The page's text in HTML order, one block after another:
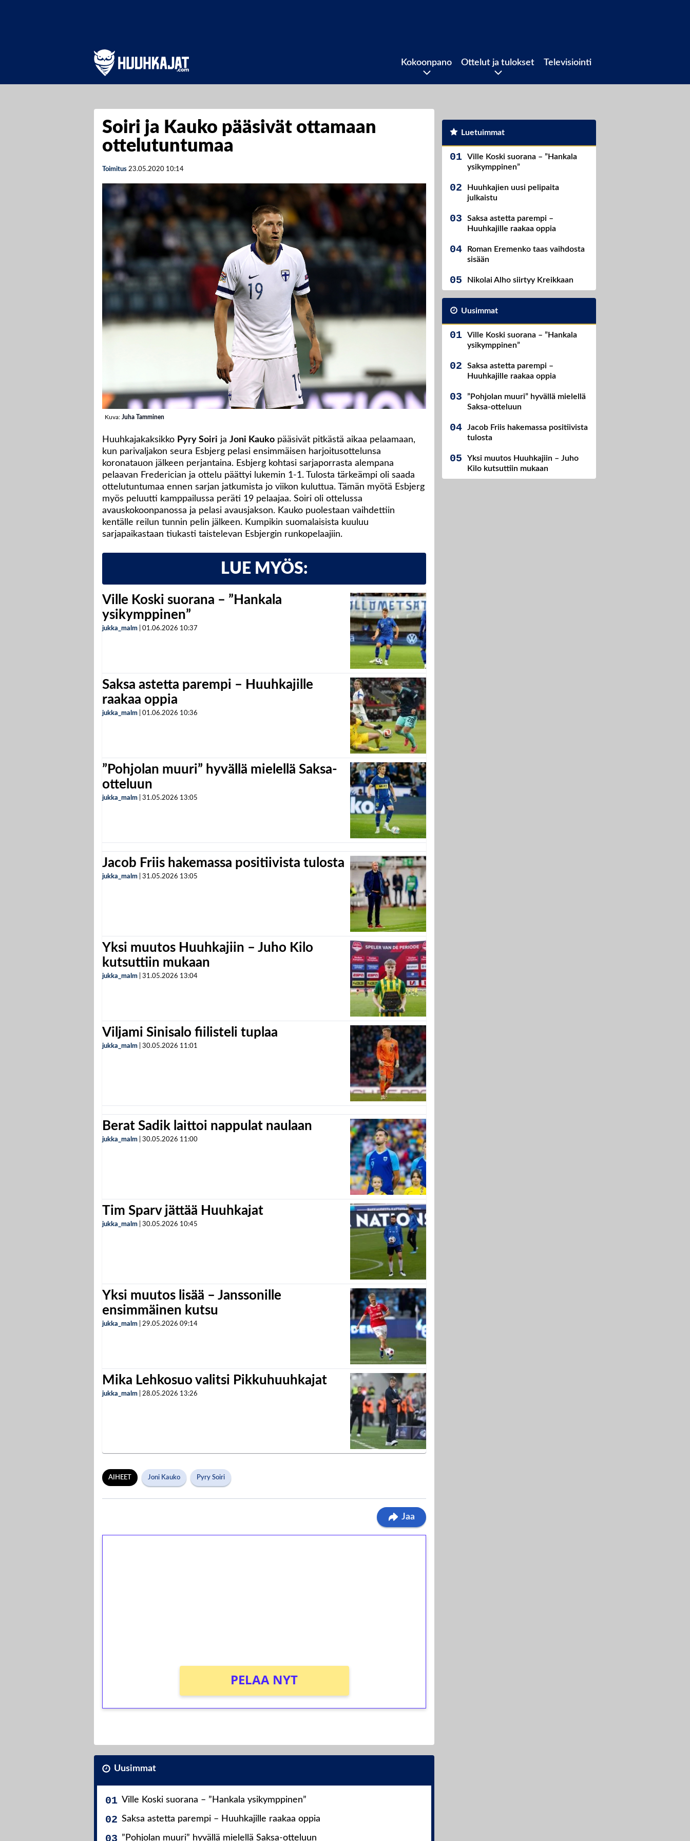
Kokoonpano Ottelut ja tulokset Televisiointi
Soiri ja Kauko pääsivät ottamaan
ottelutuntumaa
Toimitus 23.05.2020 10:14
Kuva: Juha Tamminen
Huuhkajakaksikko Pyry Soiri ja Joni Kauko pääsivät pitkästä aikaa pelaamaan,
kun parivaljakon seura Esbjerg pelasi ensimmäisen harjoitusottelunsa
koronatauon jälkeen perjantaina. Esbjerg kohtasi sarjaporrasta alempana
pelaavan Frederician ja ottelu päättyi lukemin 1-1. Tulosta tärkeämpi oli saada
ottelutuntumaa ennen sarjan jatkumista jo viikon kuluttua. Tämän myötä Esbjerg
myös peluutti kamppailussa peräti 19 pelaajaa. Soiri oli ottelussa
avauskokoonpanossa ja pelasi avausjakson. Kauko puolestaan vaihdettiin
kentälle reilun tunnin pelin jälkeen. Kumpikin suomalaisista kuuluu
sarjapaikastaan tiukasti taistelevan Esbjergin runkopelaajiin.
LUE MYÖS:
Ville Koski suorana – ”Hankala
ysikymppinen”
jukka_malm 01.06.2026 10:37
Saksa astetta parempi – Huuhkajille
raakaa oppia
jukka_malm 01.06.2026 10:36
”Pohjolan muuri” hyvällä mielellä Saksa-
otteluun
jukka_malm 31.05.2026 13:05
Jacob Friis hakemassa positiivista tulosta
jukka_malm 31.05.2026 13:05
Yksi muutos Huuhkajiin – Juho Kilo
kutsuttiin mukaan
jukka_malm 31.05.2026 13:04
Viljami Sinisalo fiilisteli tuplaa
jukka_malm 30.05.2026 11:01
Berat Sadik laittoi nappulat naulaan
jukka_malm 30.05.2026 11:00
Tim Sparv jättää Huuhkajat
jukka_malm 30.05.2026 10:45
Yksi muutos lisää – Janssonille
ensimmäinen kutsu
jukka_malm 29.05.2026 09:14
Mika Lehkosuo valitsi Pikkuhuuhkajat
jukka_malm 28.05.2026 13:26
AIHEET Joni Kauko Pyry Soiri
Jaa
PELAA NYT
Uusimmat
Ville Koski suorana – ”Hankala ysikymppinen”
Saksa astetta parempi – Huuhkajille raakaa oppia
”Pohjolan muuri” hyvällä mielellä Saksa-otteluun
Luetuimmat
Ville Koski suorana – ”Hankala
ysikymppinen”
Huuhkajien uusi pelipaita
julkaistu
Saksa astetta parempi –
Huuhkajille raakaa oppia
Roman Eremenko taas vaihdosta
sisään
Nikolai Alho siirtyy Kreikkaan
Uusimmat
Ville Koski suorana – ”Hankala
ysikymppinen”
Saksa astetta parempi –
Huuhkajille raakaa oppia
”Pohjolan muuri” hyvällä mielellä
Saksa-otteluun
Jacob Friis hakemassa positiivista
tulosta
Yksi muutos Huuhkajiin – Juho
Kilo kutsuttiin mukaan